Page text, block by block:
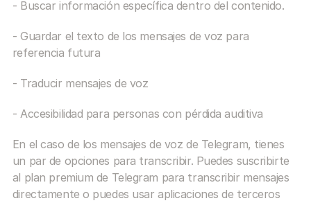
- Buscar información específica dentro del contenido.
- Guardar el texto de los mensajes de voz para
referencia futura
- Traducir mensajes de voz
- Accesibilidad para personas con pérdida auditiva
En el caso de los mensajes de voz de Telegram, tienes
un par de opciones para transcribir. Puedes suscribirte
al plan premium de Telegram para transcribir mensajes
directamente o puedes usar aplicaciones de terceros